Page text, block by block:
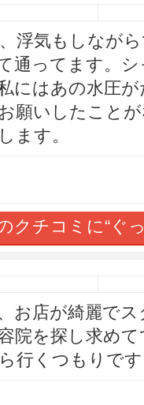
浮気もしなが
通ってます。
にはあの水圧
願いしたこと
ます。
クチコミに“ぐ
お店が綺麗で
院を探し求め
行くつもりです